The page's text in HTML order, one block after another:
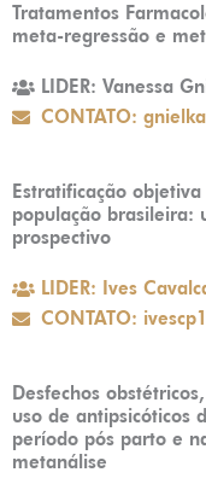
Tratamentos
meta-regressão e
LIDER: Vanessa
CONTATO:
Estratificação
população brasileira:
prospectivo
LIDER: Ives
CONTATO:
Desfechos
uso de antipsicóticos
período pós parto e
metanálise